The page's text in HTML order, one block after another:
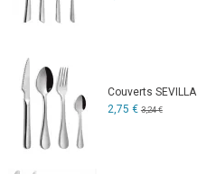
Couverts SEVILLA
2,75 € 3,24 €